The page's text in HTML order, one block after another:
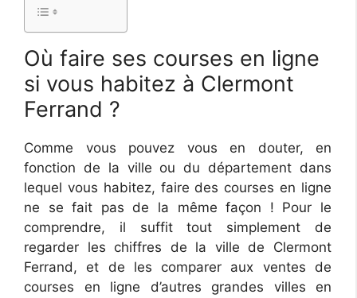
Où faire ses courses en ligne
si vous habitez à Clermont
Ferrand ?
Comme vous pouvez vous en douter, en
fonction de la ville ou du département dans
lequel vous habitez, faire des courses en ligne
ne se fait pas de la même façon ! Pour le
comprendre, il suffit tout simplement de
regarder les chiffres de la ville de Clermont
Ferrand, et de les comparer aux ventes de
courses en ligne d’autres grandes villes en